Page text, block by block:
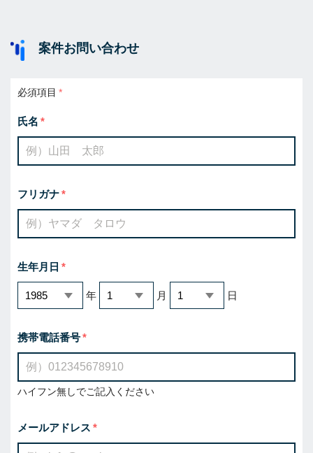
案件お問い合わせ
必須項目
氏名
フリガナ
生年月日
年 月 日
携帯電話番号
ハイフン無しでご記入ください
メールアドレス